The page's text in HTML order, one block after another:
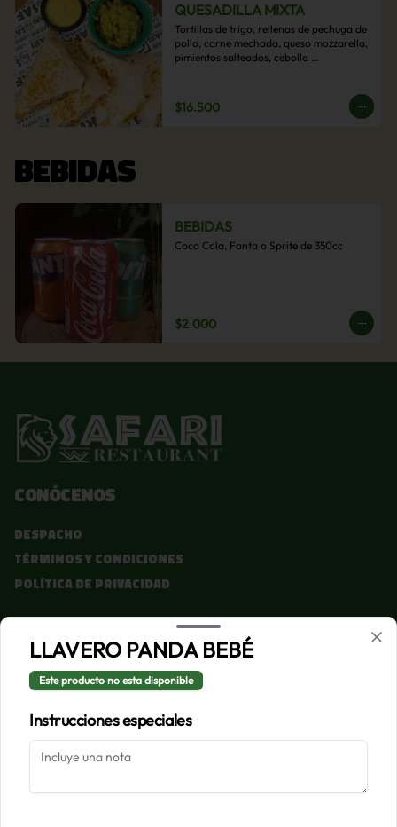
QUESADILLA MIXTA
Tortillas de trigo, rellenas de pechuga de
pollo, carne mechada, queso mozzarella,
pimientos salteados, cebolla
$16.500
BEBIDAS
BEBIDAS
Coca Cola, Fanta o Sprite de 350cc
$2.000
Conócenos
Despacho
Términos y condiciones
Política de privacidad
Redes sociales
Instagram
Facebook
Mi cuenta
Iniciar sesión
LLAVERO PANDA BEBÉ
Este producto no esta disponible
Instrucciones especiales